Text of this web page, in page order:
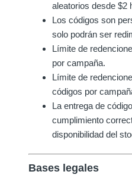
aleatorios desde $2
Los códigos son
solo podrán ser
Límite de
por campaña.
Límite de
códigos por
La entrega de
cumplimiento
disponibilidad del
Bases legales